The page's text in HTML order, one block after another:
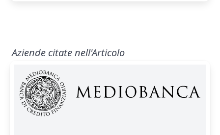
Aziende citate nell'Articolo